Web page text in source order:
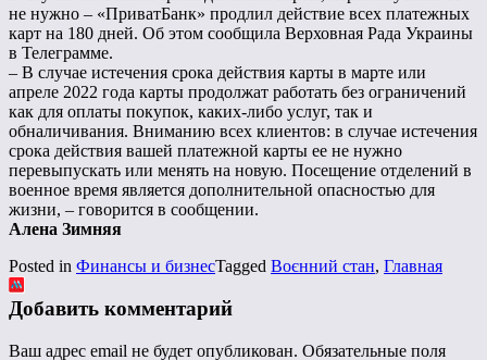
не нужно – «ПриватБанк» продлил действие всех платежных
карт на 180 дней. Об этом сообщила Верховная Рада Украины
в Телеграмме.
– В случае истечения срока действия карты в марте или
апреле 2022 года карты продолжат работать без ограничений
как для оплаты покупок, каких-либо услуг, так и
обналичивания. Вниманию всех клиентов: в случае истечения
срока действия вашей платежной карты ее не нужно
перевыпускать или менять на новую. Посещение отделений в
военное время является дополнительной опасностью для
жизни, – говорится в сообщении.
Алена Зимняя
Posted in Финансы и бизнесTagged Воєнний стан, Главная
Добавить комментарий
Ваш адрес email не будет опубликован. Обязательные поля